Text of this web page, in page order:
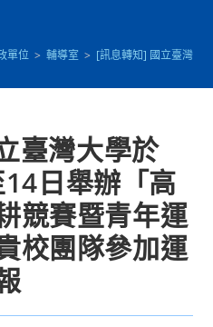
單位 > 輔導室 > [訊息轉知] 國立臺灣大
臺灣大學於
日舉辦「高
競賽暨青年運
校團隊參加運